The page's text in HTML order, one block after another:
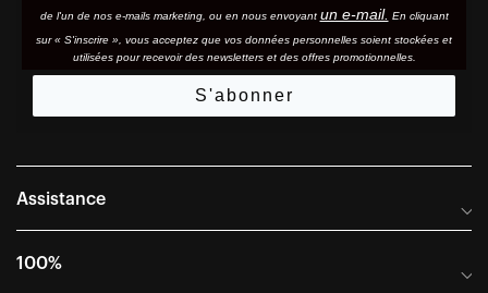
de l'un de nos e-mails marketing, ou en nous envoyant un e-mail. En cliquant
sur « S'inscrire », vous acceptez que vos données personnelles soient stockées et
utilisées pour recevoir des newsletters et des offres promotionnelles.
S'abonner
Assistance
Foire aux questions
100%